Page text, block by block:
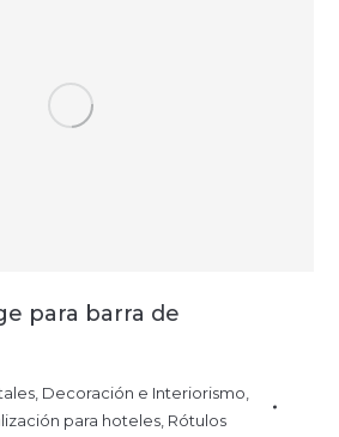
para barra de
Decoración e Interiorismo
para hoteles Rótulos